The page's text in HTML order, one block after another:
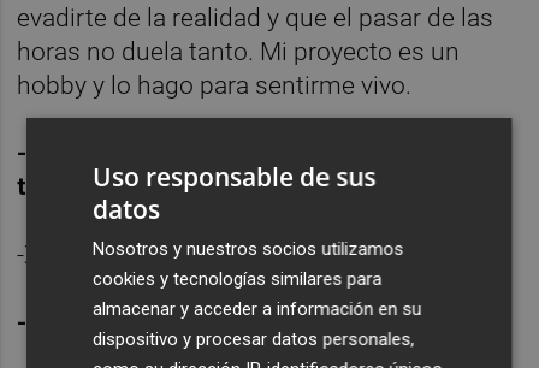
evadirte de la realidad y que el pasar de las
horas no duela tanto. Mi proyecto es un
hobby y lo hago para sentirme vivo.
-Si mañana se publicara tu biografía, ¿qué
título tendría?
-XD guy.
-¿Qué le preguntarías a una bola de cristal?
Uso responsable de sus
datos
Nosotros y nuestros socios utilizamos
cookies y tecnologías similares para
almacenar y acceder a información en su
dispositivo y procesar datos personales,